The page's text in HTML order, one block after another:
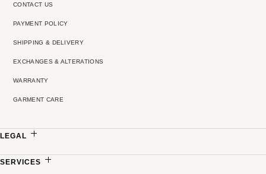
CONTACT US
PAYMENT POLICY
SHIPPING & DELIVERY
EXCHANGES & ALTERATIONS
WARRANTY
GARMENT CARE
LEGAL
PRIVACY POLICY
SERVICES